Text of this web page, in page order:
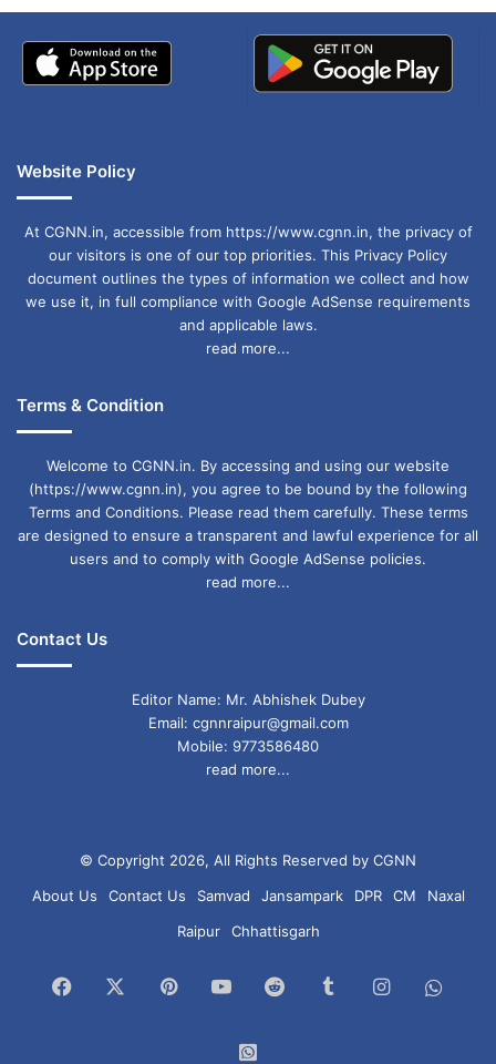
Website Policy
At CGNN.in, accessible from https://www.cgnn.in, the privacy of
our visitors is one of our top priorities. This Privacy Policy
document outlines the types of information we collect and how
we use it, in full compliance with Google AdSense requirements
and applicable laws.
read more...
Terms & Condition
Welcome to CGNN.in. By accessing and using our website
(https://www.cgnn.in), you agree to be bound by the following
Terms and Conditions. Please read them carefully. These terms
are designed to ensure a transparent and lawful experience for all
users and to comply with Google AdSense policies.
read more...
Contact Us
Editor Name: Mr. Abhishek Dubey
Email: cgnnraipur@gmail.com
Mobile: 9773586480
read more...
© Copyright 2026, All Rights Reserved by CGNN
About Us
Contact Us Samvad Jansampark DPR CM
Naxal
Raipur
Chhattisgarh
Facebook PinterestYouTubeReddit TumblrInstagram